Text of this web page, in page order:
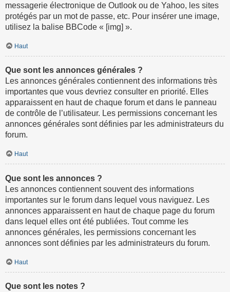
messagerie électronique de Outlook ou de Yahoo, les sites
protégés par un mot de passe, etc. Pour insérer une image,
utilisez la balise BBCode « [img] ».
Haut
Que sont les annonces générales ?
Les annonces générales contiennent des informations très
importantes que vous devriez consulter en priorité. Elles
apparaissent en haut de chaque forum et dans le panneau
de contrôle de l’utilisateur. Les permissions concernant les
annonces générales sont définies par les administrateurs du
forum.
Haut
Que sont les annonces ?
Les annonces contiennent souvent des informations
importantes sur le forum dans lequel vous naviguez. Les
annonces apparaissent en haut de chaque page du forum
dans lequel elles ont été publiées. Tout comme les
annonces générales, les permissions concernant les
annonces sont définies par les administrateurs du forum.
Haut
Que sont les notes ?